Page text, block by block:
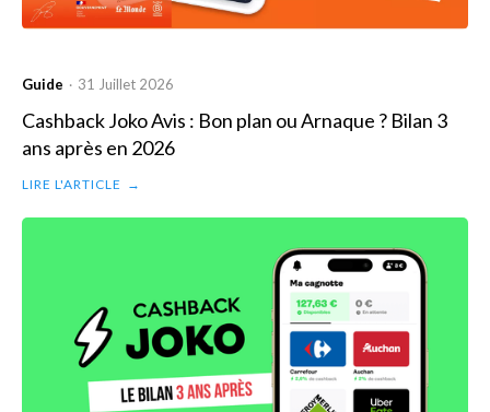
Guide · 31 Juillet 2026
Cashback Joko Avis : Bon plan ou Arnaque ? Bilan 3
ans après en 2026
LIRE L'ARTICLE →